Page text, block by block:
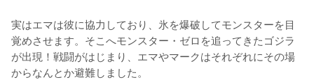
実はエマは彼に協力しており、氷を爆破してモンスターを目
覚めさせます。そこへモンスター・ゼロを追ってきたゴジラ
が出現！戦闘がはじまり、エマやマークはそれぞれにその場
からなんとか避難しました。